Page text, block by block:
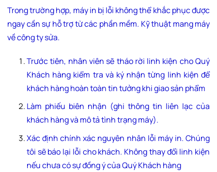
Trong trường hợp, máy in bị lỗi không thể khắc phục được
ngay cần sự hỗ trợ từ các phần mềm. Kỹ thuật mang máy
về công ty sửa.
Trước tiên, nhân viên sẽ tháo rời linh kiện cho Quý
Khách hàng kiểm tra và ký nhận từng linh kiện để
khách hàng hoàn toàn tin tưởng khi giao sản phẩm
Làm phiếu biên nhận (ghi thông tin liên lạc của
khách hàng và mô tả tình trạng máy).
Xác định chính xác nguyên nhân lỗi máy in. Chúng
tôi sẽ báo lại lỗi cho khách. Không thay đổi linh kiện
nếu chưa có sự đồng ý của Quý Khách hàng